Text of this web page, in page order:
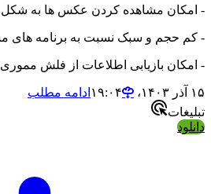
- امکان مشاهده کردن عکس ها به شکل
- کم حجم و سبک نسبت به برنامه های
- امکان بازیابی اطلاعات از فلش مموری
۱۵ آذر ۱۴۰۳،‏ ۱۹:۰۴
ادامه مطلب
تبلیغات
دانلود